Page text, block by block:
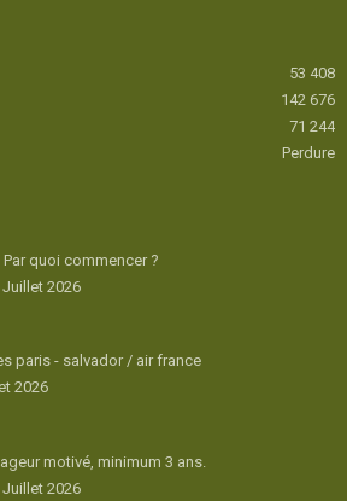
53 408
142 676
71 244
Perdure
quoi commencer ?
Juillet 2026
paris - salvador / air france
2026
motivé, minimum 3 ans.
Juillet 2026